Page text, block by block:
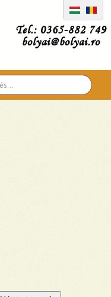
Tel.: 0365-882 749
bolyai@bolyai.ro